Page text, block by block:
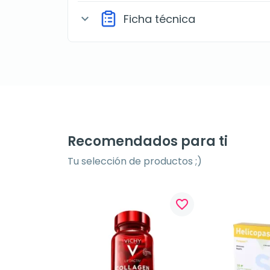
expand_more Ficha técnica
Recomendados para ti
Tu selección de productos ;)
favorite_border